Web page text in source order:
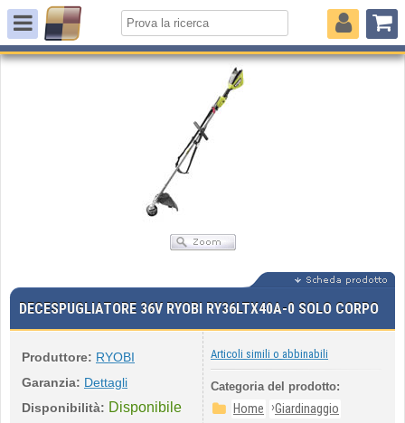
DECESPUGLIATORE 36V RYOBI RY36LTX40A-0 SOLO CORPO
Produttore: RYOBI
Garanzia: Dettagli
Disponibilità: Disponibile
Articoli simili o abbinabili
Categoria del prodotto:
Home ›Giardinaggio